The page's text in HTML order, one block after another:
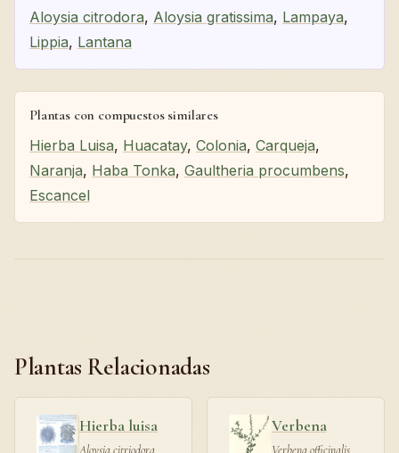
Aloysia citrodora, Aloysia gratissima, Lampaya,
Lippia, Lantana
Plantas con compuestos similares
Hierba Luisa, Huacatay, Colonia, Carqueja,
Naranja, Haba Tonka, Gaultheria procumbens,
Escancel
Plantas Relacionadas
Hierba luisa
Aloysia citriodora
Verbena
Verbena officinalis